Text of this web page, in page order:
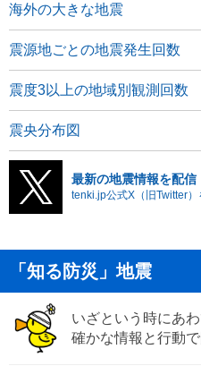
海外の大きな地震
震源地ごとの地震発生回数
震度3以上の地域別観測回数
震央分布図
最新の地震情報を配信
tenki.jp公式X（旧Twitter）
「知る防災」地震
いざという時にあ
確かな情報と行動